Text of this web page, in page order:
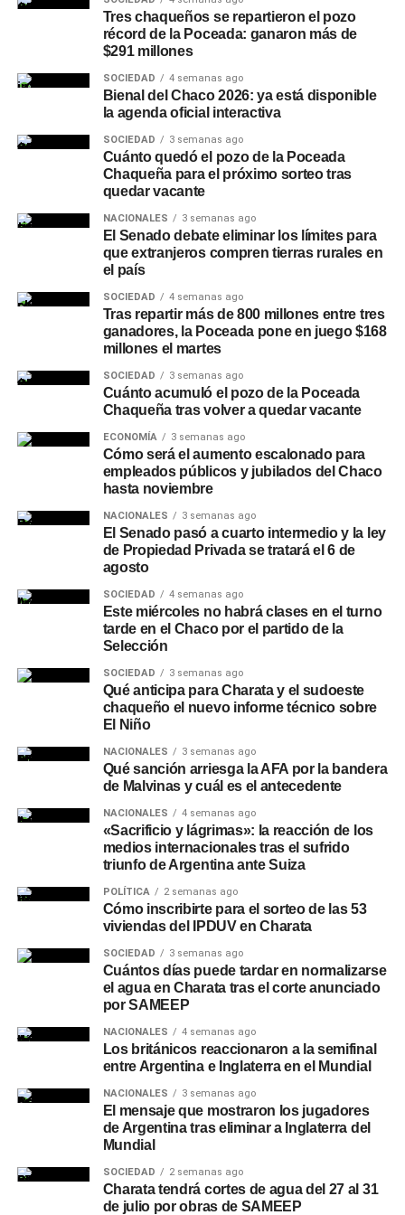
Otras líneas disponibles en
NBCH24
Además del Préstamo Express, la plataforma ofrece el
$15.000.000, plazos de hasta 24 meses y tasa fija, y el
Préstamo Anticipo en 3 cuotas, pensado para
necesidades puntuales de corto plazo. Para el sector
privado, el Préstamo +Profesionales permite acceder
hasta $30.000.000 con plazos de hasta 24 meses y tasa
fija, mientras que la línea +Comercios está destinada a
comercios adheridos a
$30.000.000, libre destino y gestión 100% online. A estas
opciones se suman otras líneas de gestión presencial,
como la consolidación de deudas y
cuotas, para financiar compras en comercios adheridos
de rubros como construcción, turismo, motos, bicicletas,
hogar y náutica.
Recomendaciones de
seguridad
Desde la entidad remarcaron que NBCH nunca solicita a
sus clientes realizar simulaciones de préstamos, cambios
de contraseñas, instalación de aplicaciones o
transferencias de dinero, y recomendaron operar siempre
a través de los canales oficiales del banco: el WhatsApp
verificado 3624161290
Tres chaqueños se repartieron el pozo
récord de la Poceada: ganaron más de
$291 millones
SOCIEDAD 4 semanas ago
Bienal del Chaco 2026: ya está disponible
la agenda oficial interactiva
SOCIEDAD 3 semanas ago
Cuánto quedó el pozo de la Poceada
Chaqueña para el próximo sorteo tras
quedar vacante
NACIONALES 3 semanas ago
El Senado debate eliminar los límites para
que extranjeros compren tierras rurales en
el país
SOCIEDAD 4 semanas ago
Tras repartir más de 800 millones entre tres
ganadores, la Poceada pone en juego $168
millones el martes
SOCIEDAD 3 semanas ago
Cuánto acumuló el pozo de la Poceada
Chaqueña tras volver a quedar vacante
ECONOMÍA 3 semanas ago
Cómo será el aumento escalonado para
empleados públicos y jubilados del Chaco
hasta noviembre
NACIONALES 3 semanas ago
El Senado pasó a cuarto intermedio y la ley
de Propiedad Privada se tratará el 6 de
agosto
SOCIEDAD 4 semanas ago
Este miércoles no habrá clases en el turno
tarde en el Chaco por el partido de la
Selección
SOCIEDAD 3 semanas ago
Qué anticipa para Charata y el sudoeste
chaqueño el nuevo informe técnico sobre
El Niño
NACIONALES 3 semanas ago
Qué sanción arriesga la AFA por la bandera
de Malvinas y cuál es el antecedente
NACIONALES 4 semanas ago
«Sacrificio y lágrimas»: la reacción de los
medios internacionales tras el sufrido
triunfo de Argentina ante Suiza
POLÍTICA 2 semanas ago
Cómo inscribirte para el sorteo de las 53
viviendas del IPDUV en Charata
SOCIEDAD 3 semanas ago
Cuántos días puede tardar en normalizarse
el agua en Charata tras el corte anunciado
por SAMEEP
NACIONALES 4 semanas ago
Los británicos reaccionaron a la semifinal
entre Argentina e Inglaterra en el Mundial
NACIONALES 3 semanas ago
El mensaje que mostraron los jugadores
de Argentina tras eliminar a Inglaterra del
Mundial
SOCIEDAD 2 semanas ago
Charata tendrá cortes de agua del 27 al 31
de julio por obras de SAMEEP